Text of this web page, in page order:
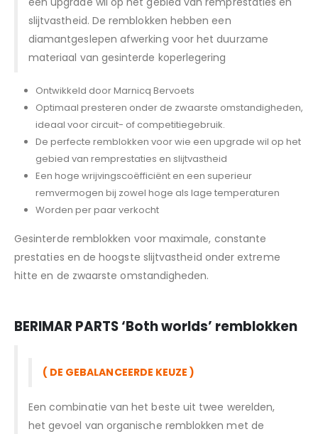
slijtvastheid. De remblokken hebben een
diamantgeslepen afwerking voor het duurzame
materiaal van gesinterde koperlegering
Ontwikkeld door Marnicq Bervoets
Optimaal presteren onder de zwaarste omstandigheden,
ideaal voor circuit- of competitiegebruik.
De perfecte remblokken voor wie een upgrade wil op het
gebied van remprestaties en slijtvastheid
Een hoge wrijvingscoëfficiënt en een superieur
remvermogen bij zowel hoge als lage temperaturen
Worden per paar verkocht
Gesinterde remblokken voor maximale, constante
prestaties en de hoogste slijtvastheid onder extreme
hitte en de zwaarste omstandigheden.
BERIMAR PARTS‘Both worlds’ remblokken
( DE GEBALANCEERDE KEUZE )
Een combinatie van het beste uit twee werelden,
het gevoel van organische remblokken met de